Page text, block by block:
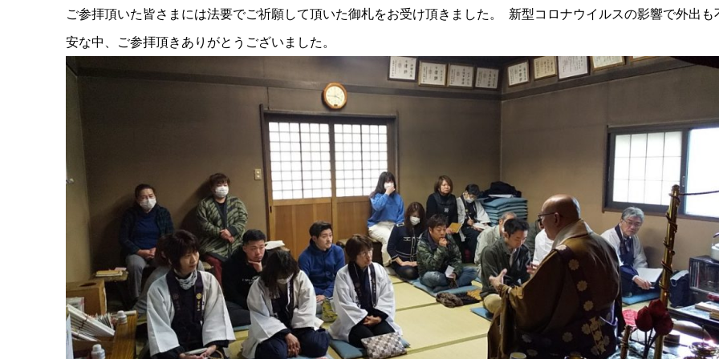
ご参拝頂いた皆さまには法要でご祈願して頂いた御札をお受け頂きました。 新型コロナウイルスの影響で外出も
安な中、ご参拝頂きありがとうございました。